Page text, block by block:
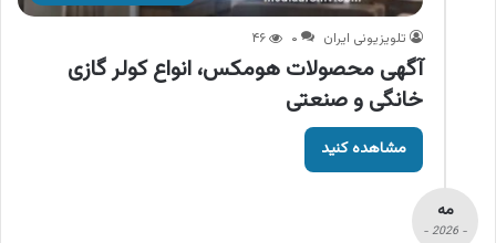
تلویزیونی ایران ۰ ۴۶
آگهی محصولات هومکس، انواع کولر گازی
خانگی و صنعتی
مشاهده کنید
مه
- 2026 -